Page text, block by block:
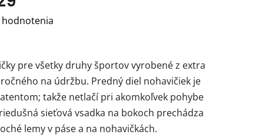
pre všetky druhy športov vyrobené z extra
na údržbu. Predný diel nohavičiek je
takže netlačí pri akomkoľvek pohybe
sieťová vsadka na bokoch prechádza
lemy v páse a na nohavičkách.